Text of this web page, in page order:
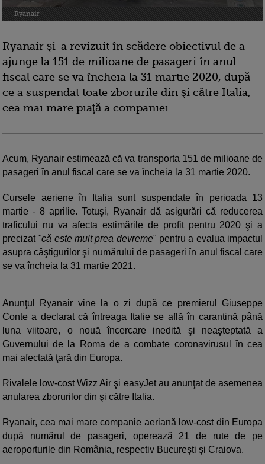
Ryanair
Ryanair şi-a revizuit în scădere obiectivul de a
ajunge la 151 de milioane de pasageri în anul
fiscal care se va încheia la 31 martie 2020, după
ce a suspendat toate zborurile din şi către Italia,
cea mai mare piaţă a companiei.
Acum, Ryanair estimează că va transporta 151 de milioane de
pasageri în anul fiscal care se va încheia la 31 martie 2020.
Cursele aeriene în Italia sunt suspendate în perioada 13
martie - 8 aprilie. Totuşi, Ryanair dă asigurări că reducerea
traficului nu va afecta estimările de profit pentru 2020 şi a
precizat "că este mult prea devreme" pentru a evalua impactul
asupra câştigurilor şi numărului de pasageri în anul fiscal care
se va încheia la 31 martie 2021.
Anunţul Ryanair vine la o zi după ce premierul Giuseppe
Conte a declarat că întreaga Italie se află în carantină până
luna viitoare, o nouă încercare inedită şi neaşteptată a
Guvernului de la Roma de a combate coronavirusul în cea
mai afectată ţară din Europa.
Rivalele low-cost Wizz Air şi easyJet au anunţat de asemenea
anularea zborurilor din şi către Italia.
Ryanair, cea mai mare companie aeriană low-cost din Europa
după numărul de pasageri, operează 21 de rute de pe
aeroporturile din România, respectiv Bucureşti şi Craiova.